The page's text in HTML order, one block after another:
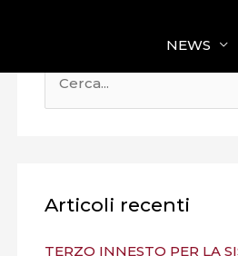
NEWS
e
a
Articoli recenti
TERZO INNESTO PER LA